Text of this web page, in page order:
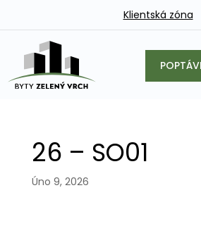
Klientská zóna
26 – SO01
Úno 9, 2026